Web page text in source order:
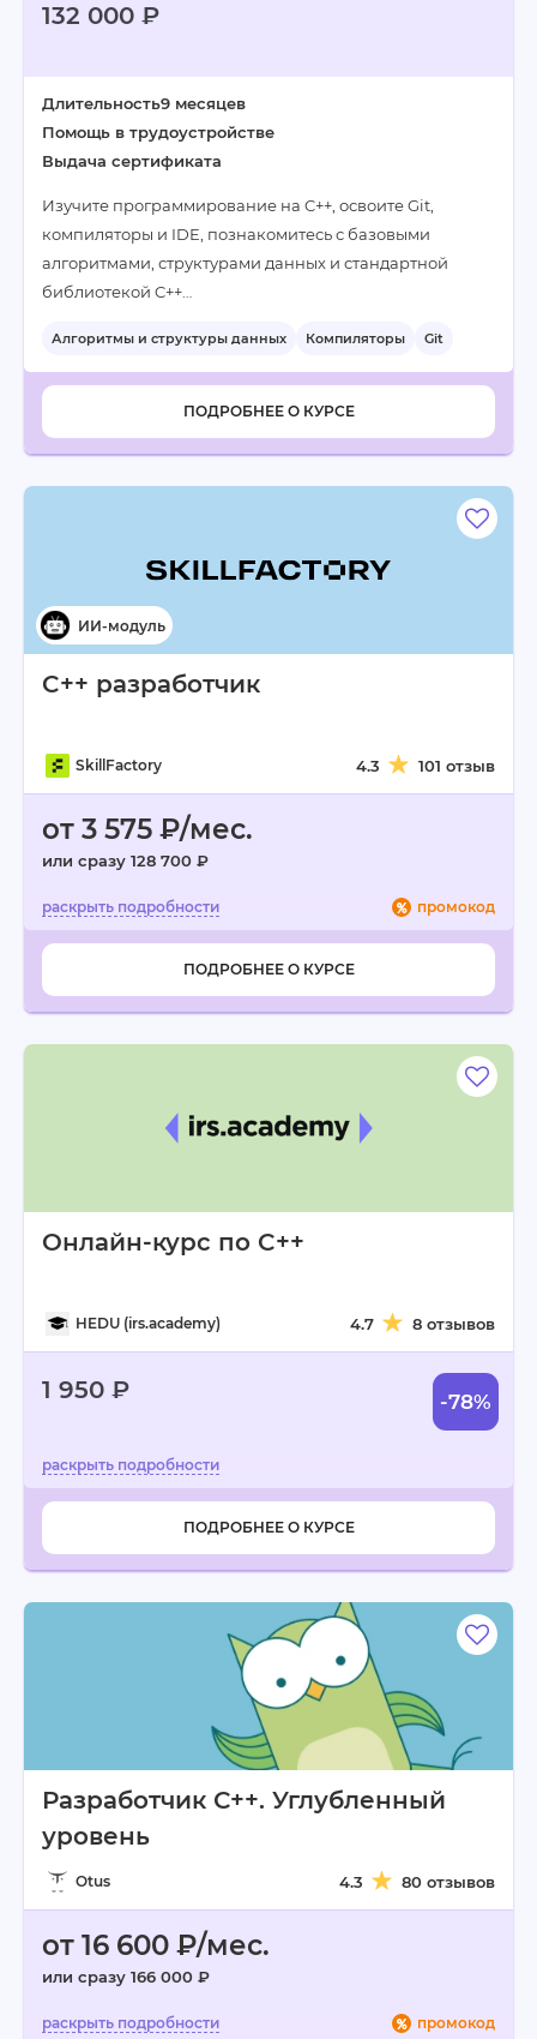
132 000 ₽
Длительность9 месяцев
Помощь в трудоустройстве
Выдача сертификата
Изучите программирование на C++, освоите Git,
компиляторы и IDE, познакомитесь с базовыми
алгоритмами, структурами данных и стандартной
библиотекой C++…
Алгоритмы и структуры данных Компиляторы Git
ПОДРОБНЕЕ О КУРСЕ
C++ разработчик
SkillFactory 4.3 101 отзыв
от 3 575 ₽/мес.
или сразу 128 700 ₽
промокод
ПОДРОБНЕЕ О КУРСЕ
Онлайн-курс по C++
HEDU (irs.academy) 4.7 8 отзывов
1 950 ₽ -78%
ПОДРОБНЕЕ О КУРСЕ
Разработчик С++. Углубленный
уровень
Otus 4.3 80 отзывов
от 16 600 ₽/мес.
или сразу 166 000 ₽
промокод